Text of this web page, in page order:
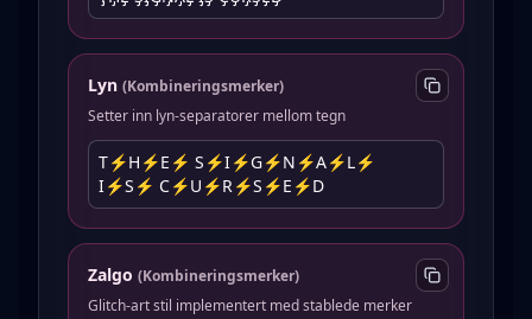
Lyn (Kombineringsmerker)
Setter inn lyn-separatorer mellom tegn
T⚡︎H⚡︎E⚡︎ S⚡︎I⚡︎G⚡︎N⚡︎A⚡︎L⚡︎
I⚡︎S⚡︎ C⚡︎U⚡︎R⚡︎S⚡︎E⚡︎D
Zalgo (Kombineringsmerker)
Glitch-art stil implementert med stablede merker